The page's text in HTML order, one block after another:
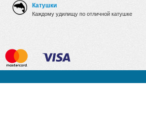
Катушки
Каждому удилищу по отличной катушке